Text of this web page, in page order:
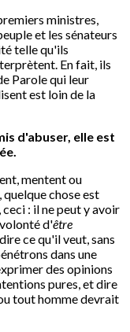
ministres,
et les sénateurs
telle qu'ils
En fait, ils
Parole qui leur
est loin de la
d'abuser, elle est
mentent ou
chose est
: il ne peut y avoir
d'être
ce qu'il veut, sans
dans une
des opinions
pures, et dire
tout homme devrait